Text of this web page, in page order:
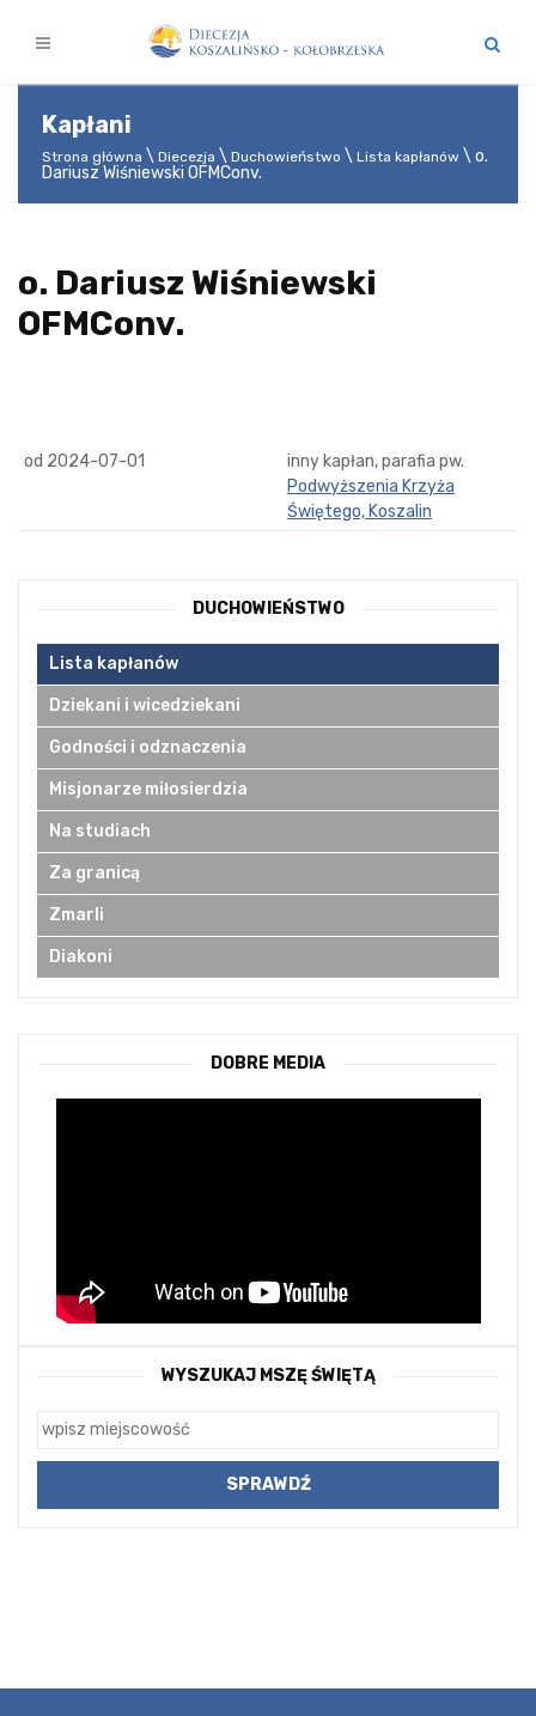
Kapłani
Strona główna Diecezja Duchowieństwo Lista kapłanów
o.
Dariusz Wiśniewski OFMConv.
o. Dariusz Wiśniewski
OFMConv.
od 2024-07-01
inny kapłan, parafia pw.
Podwyższenia Krzyża
Świętego, Koszalin
DUCHOWIEŃSTWO
Lista kapłanów
Dziekani i wicedziekani
Godności i odznaczenia
Misjonarze miłosierdzia
Na studiach
Za granicą
Zmarli
Diakoni
DOBRE MEDIA
WYSZUKAJ MSZĘ ŚWIĘTĄ